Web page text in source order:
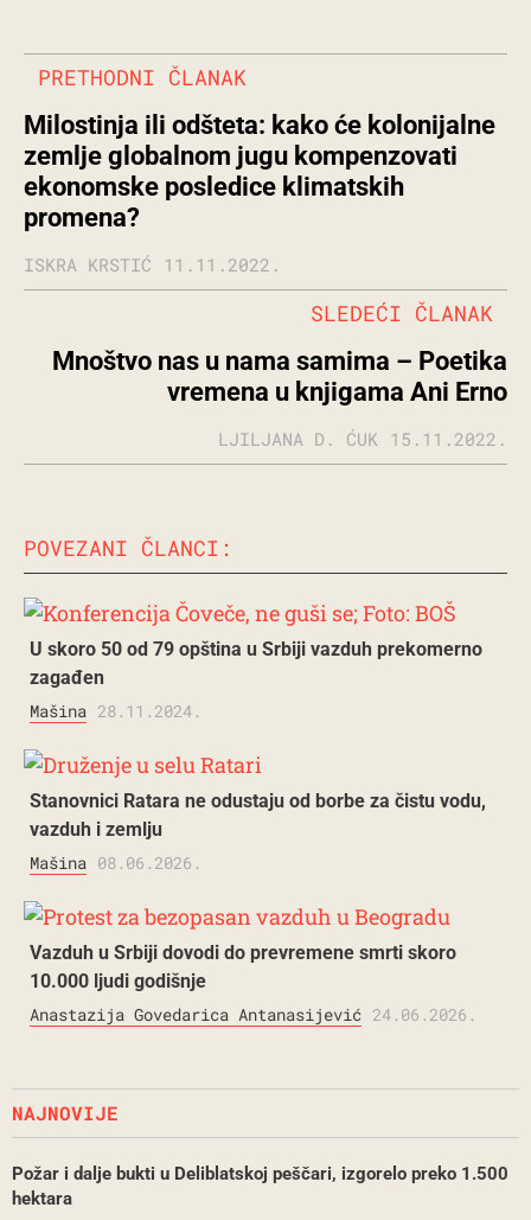
PRETHODNI ČLANAK
Milostinja ili odšteta: kako će kolonijalne
zemlje globalnom jugu kompenzovati
ekonomske posledice klimatskih
promena?
ISKRA KRSTIĆ 11.11.2022.
Mnoštvo nas u nama samima – Poetika
vremena u knjigama Ani Erno
SLEDEĆI ČLANAK
LJILJANA D. ĆUK 15.11.2022.
POVEZANI ČLANCI:
U skoro 50 od 79 opština u Srbiji vazduh prekomerno
zagađen
Mašina 28.11.2024.
Stanovnici Ratara ne odustaju od borbe za čistu vodu,
vazduh i zemlju
Mašina 08.06.2026.
Vazduh u Srbiji dovodi do prevremene smrti skoro
10.000 ljudi godišnje
Anastazija Govedarica Antanasijević 24.06.2026.
NAJNOVIJE
Požar i dalje bukti u Deliblatskoj peščari, izgorelo preko 1.500
hektara